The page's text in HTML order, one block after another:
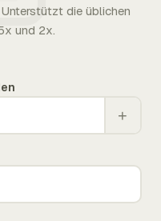
die üblichen
und 2x.
+